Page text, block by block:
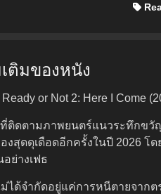
ติมของหนัง
or Not 2: Here I Come
ติดตามภาพยนตร์แนวระทึกขวั
งสุดดุเดือดอีกครั้งในปี 2026 โ
ย่างเฟธ
ได้จำกัดอยู่แค่การหนีตายจาก